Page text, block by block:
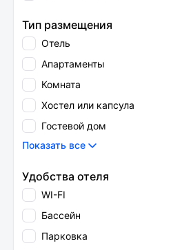
Тип размещения
Отель
Апартаменты
Комната
Хостел или капсула
Гостевой дом
Показать все
Удобства отеля
WI-FI
Бассейн
Парковка